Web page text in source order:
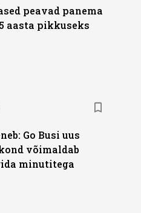
peavad panema
aasta pikkuseks
Go Busi uus
võimaldab
minutitega